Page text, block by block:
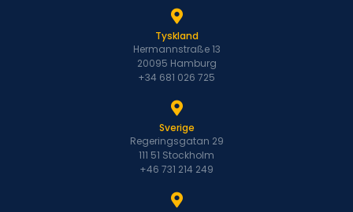
Tyskland
Hermannstraße 13
20095 Hamburg
+34 681 026 725
Sverige
Regeringsgatan 29
111 51 Stockholm
+46 731 214 249